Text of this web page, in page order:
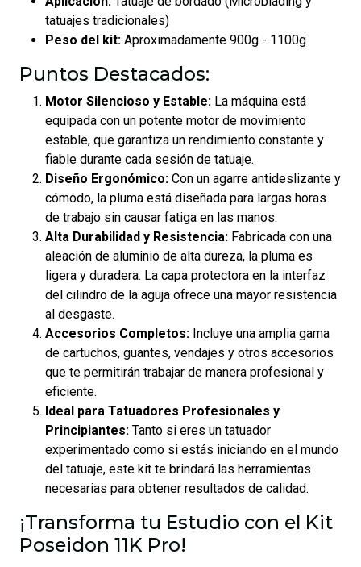
tatuajes tradicionales)
Peso del kit: Aproximadamente 900g - 1100g
Puntos Destacados:
Motor Silencioso y Estable: La máquina está
equipada con un potente motor de movimiento
estable, que garantiza un rendimiento constante y
fiable durante cada sesión de tatuaje.
Diseño Ergonómico: Con un agarre antideslizante y
cómodo, la pluma está diseñada para largas horas
de trabajo sin causar fatiga en las manos.
Alta Durabilidad y Resistencia: Fabricada con una
aleación de aluminio de alta dureza, la pluma es
ligera y duradera. La capa protectora en la interfaz
del cilindro de la aguja ofrece una mayor resistencia
al desgaste.
Accesorios Completos: Incluye una amplia gama
de cartuchos, guantes, vendajes y otros accesorios
que te permitirán trabajar de manera profesional y
eficiente.
Ideal para Tatuadores Profesionales y
Principiantes: Tanto si eres un tatuador
experimentado como si estás iniciando en el mundo
del tatuaje, este kit te brindará las herramientas
necesarias para obtener resultados de calidad.
¡Transforma tu Estudio con el Kit
Poseidon 11K Pro!